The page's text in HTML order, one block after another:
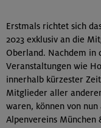
Erstmals richtet sich
2023 exklusiv an die
Oberland. Nachdem in
Veranstaltungen wie
innerhalb kürzester
Mitglieder aller
waren, können von
Alpenvereins München